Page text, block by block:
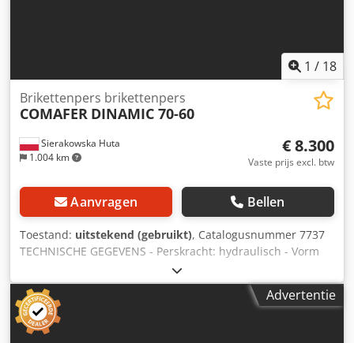
1 / 18
Sierakowska Huta
1.004 km
Brikettenpers brikettenpers
COMAFER DINAMIC 70-60
€ 8.300
Vaste prijs excl. btw
Aanvragen Bellen
Toestand: uitstekend (gebruikt), Catalogusnummer 7737
TECHNISCHE GEGEVENS - Perskracht: hydraulisch - Vorm
van de briket: rond - Diameter van de briket: 70 mm -
Diameter van het reservoir: 1000 mm - Capaciteit: circa 70
kg/u - Automatische werking van de machine - Motor: 5,5
kW - Afmetingen (l/b/h): 1800x1150x1540 mm - Gewicht:
900 kg VOORDELEN – Italiaanse productie – Gebruikte
Advertentie